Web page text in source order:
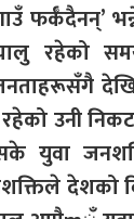
फर्कँदैनन्’
रहेको
जनताहरूसँगै
उनी
सके युवा
देशको